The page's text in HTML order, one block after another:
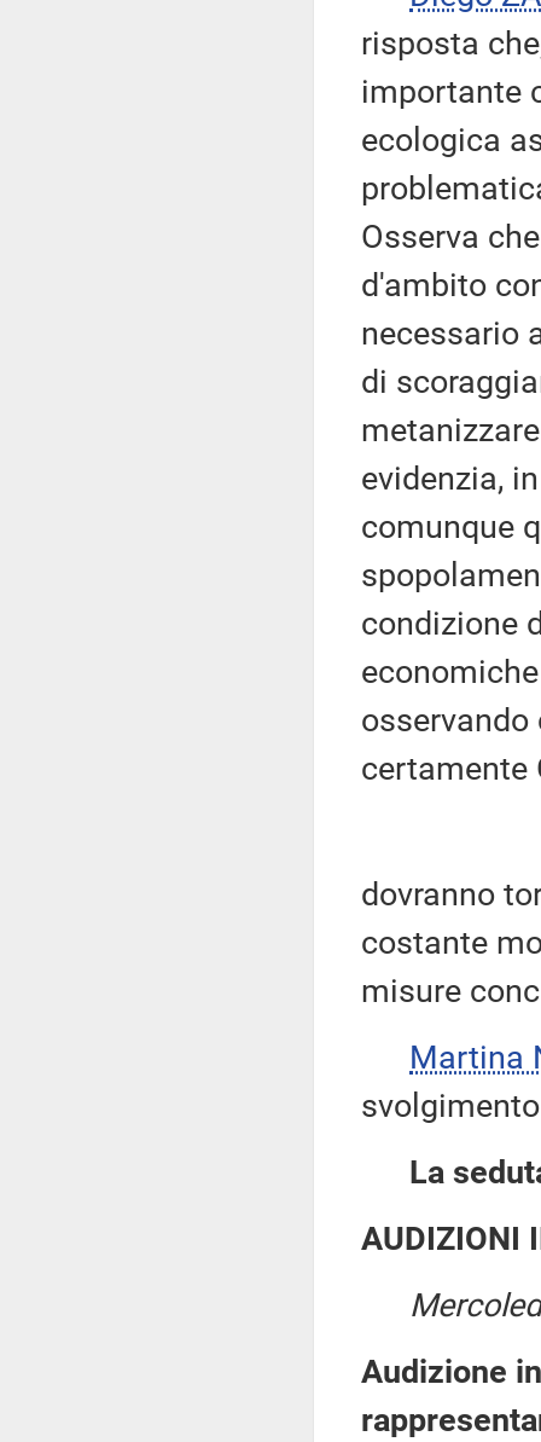
risposta
importante
ecologica
Osserva
d'ambito
necessario
di
evidenzia,
comunque
condizione
certamente
dovranno
costante
misure
Martina
La
AUDIZIONI
Audizione